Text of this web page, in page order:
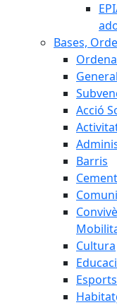
Bases,
Acció
Barris
Cultura
Esports